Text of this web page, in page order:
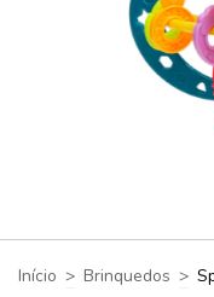
Início > Brinquedos >